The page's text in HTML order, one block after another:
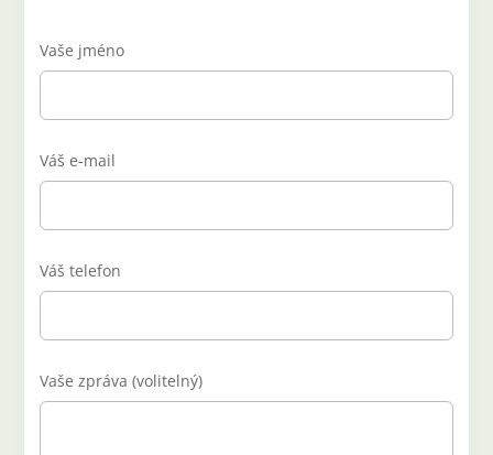
Vaše jméno
Váš e-mail
Váš telefon
Vaše zpráva (volitelný)